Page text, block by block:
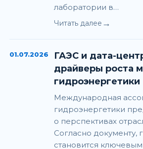
лаборатории в…
Читать далее →
01.07.2026
ГАЭС и дата-
драйверы роста
гидроэнергетики
Международная
гидроэнергетики
о перспективах
Согласно документу,
становится